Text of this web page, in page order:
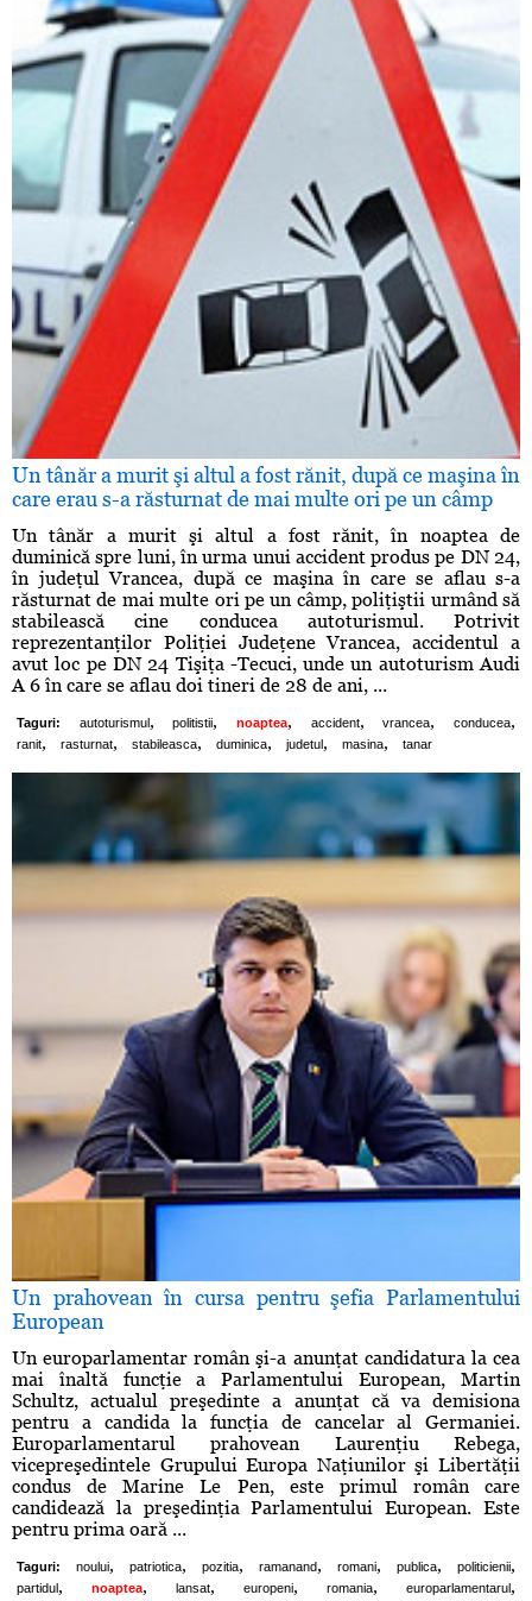
Un tânăr a murit şi altul a fost rănit, după ce maşina în
care erau s-a răsturnat de mai multe ori pe un câmp
Un tânăr a murit şi altul a fost rănit, în noaptea de
duminică spre luni, în urma unui accident produs pe DN 24,
în judeţul Vrancea, după ce maşina în care se aflau s-a
răsturnat de mai multe ori pe un câmp, poliţiştii urmând să
stabilească cine conducea autoturismul. Potrivit
reprezentanţilor Poliţiei Judeţene Vrancea, accidentul a
avut loc pe DN 24 Tişiţa -Tecuci, unde un autoturism Audi
A 6 în care se aflau doi tineri de 28 de ani, ...
Taguri: autoturismul, politistii, noaptea, accident, vrancea, conducea,
ranit, rasturnat, stabileasca, duminica, judetul , masina, tanar
Un prahovean în cursa pentru şefia Parlamentului
European
Un europarlamentar român şi-a anunţat candidatura la cea
mai înaltă funcţie a Parlamentului European, Martin
Schultz, actualul preşedinte a anunţat că va demisiona
pentru a candida la funcţia de cancelar al Germaniei.
Europarlamentarul prahovean Laurenţiu Rebega,
vicepreşedintele Grupului Europa Naţiunilor şi Libertăţii
condus de Marine Le Pen, este primul român care
candidează la preşedinţia Parlamentului European. Este
pentru prima oară ...
Taguri: noului, patriotica, pozitia, ramanand, romani, publica, politicienii,
partidul , noaptea, lansat, europeni, romania, europarlamentarul ,